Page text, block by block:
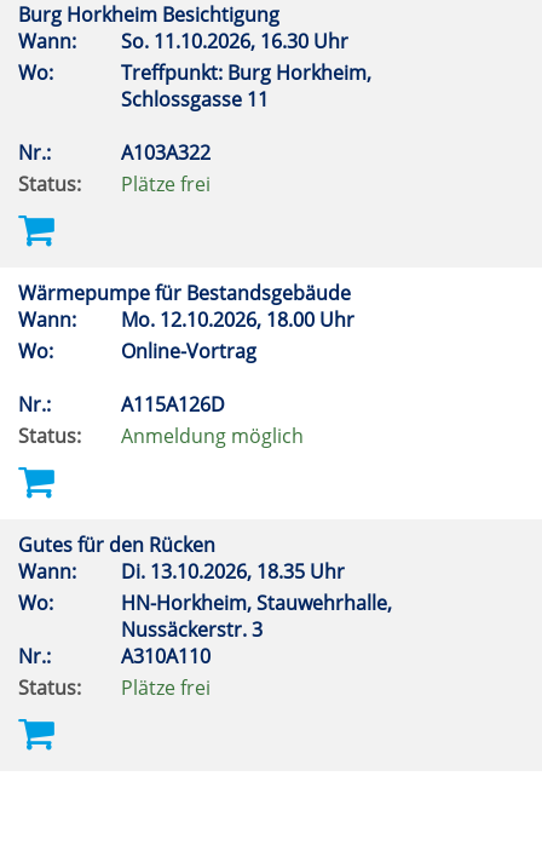
Burg Horkheim Besichtigung
Wann:
So. 11.10.2026, 16.30 Uhr
Wo:
Treffpunkt: Burg Horkheim,
Schlossgasse 11
Nr.:
A103A322
Status:
Plätze frei
Wärmepumpe für Bestandsgebäude
Wann:
Mo. 12.10.2026, 18.00 Uhr
Wo:
Online-Vortrag
Nr.:
A115A126D
Status:
Anmeldung möglich
Gutes für den Rücken
Wann:
Di. 13.10.2026, 18.35 Uhr
Wo:
HN-Horkheim, Stauwehrhalle,
Nussäckerstr. 3
Nr.:
A310A110
Status:
Plätze frei